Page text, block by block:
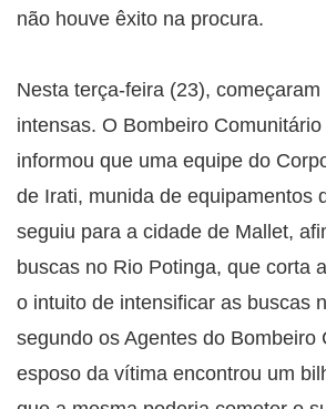
não houve êxito na procura.
Nesta terça-feira (23),
intensas. O Bombeiro
informou que uma equipe do
de Irati, munida de equipamentos
seguiu para a cidade de Mallet,
buscas no Rio Potinga, que corta
o intuito de intensificar as buscas
segundo os Agentes do Bombeiro
esposo da vítima encontrou um